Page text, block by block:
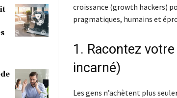
croissance (growth hackers)
pragmatiques, humains et
1. Racontez
incarné)
Les gens n’achètent plus